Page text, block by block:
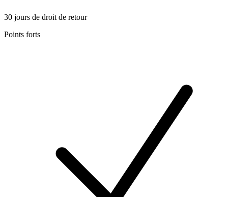
30 jours de droit de retour
Points forts